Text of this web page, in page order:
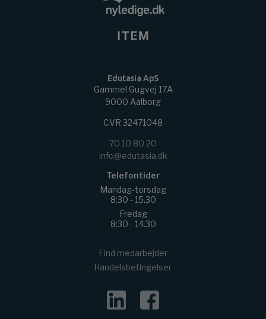
Edutasia ApS
Gammel Gugvej 17A
9000 Aalborg
CVR 32471048
70 10 80 20
info@edutasia.dk
Telefontider
Mandag-torsdag
8:30 - 15.30
Fredag
8:30 - 14.30
Find medarbejder
Handelsbetingelser